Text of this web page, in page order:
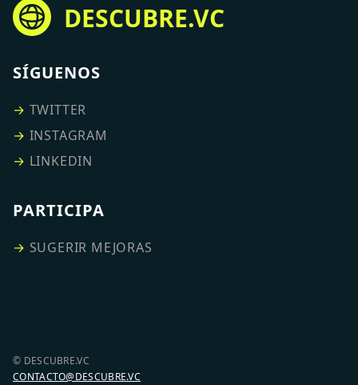
DESCUBRE.VC
SÍGUENOS
→ TWITTER
→ INSTAGRAM
→ LINKEDIN
PARTICIPA
→ SUGERIR MEJORAS
© DESCUBRE.VC
CONTACTO@DESCUBRE.VC